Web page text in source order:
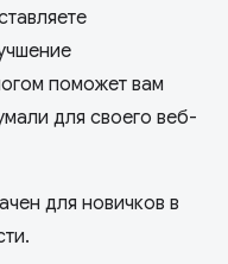
поможет вам
для своего веб-
для новичков в